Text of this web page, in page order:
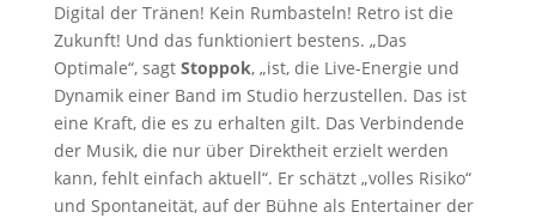
Digital der Tränen! Kein Rumbasteln! Retro ist die
Zukunft! Und das funktioniert bestens. „Das
Optimale“, sagt Stoppok, „ist, die Live-Energie und
Dynamik einer Band im Studio herzustellen. Das ist
eine Kraft, die es zu erhalten gilt. Das Verbindende
der Musik, die nur über Direktheit erzielt werden
kann, fehlt einfach aktuell“. Er schätzt „volles Risiko“
und Spontaneität, auf der Bühne als Entertainer der